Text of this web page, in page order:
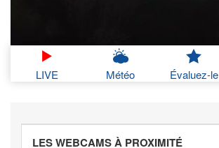
LIVE Météo Évaluez-le
LES WEBCAMS À PROXIMITÉ